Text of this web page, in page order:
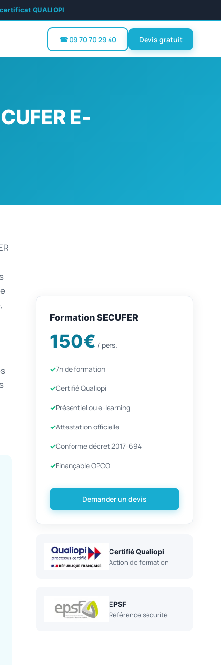
QUALIOPI
☎ 09 70 70 29 40 Devis gratuit
E-
Formation SECUFER
150€ / pers.
7h de formation
Certifié Qualiopi
Présentiel ou e-learning
Attestation officielle
Conforme décret 2017-694
Finançable OPCO
Demander un devis
Certifié Qualiopi
Action de formation
EPSF
Référence sécurité